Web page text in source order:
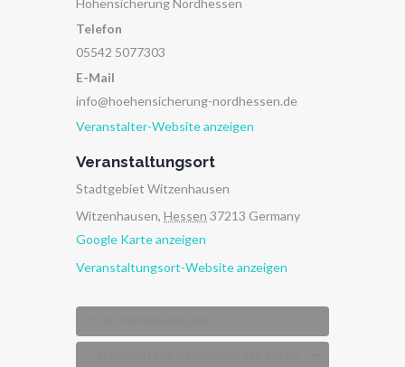
Veranstaltungsort
Stadtgebiet Witzenhausen
Witzenhausen, Hessen 37213 Germany
Google Karte anzeigen
Veranstaltungsort-Website anzeigen
Telefon
05542 5077303
E-Mail
info@hoehensicherung-nordhessen.de
Veranstalter-Website anzeigen